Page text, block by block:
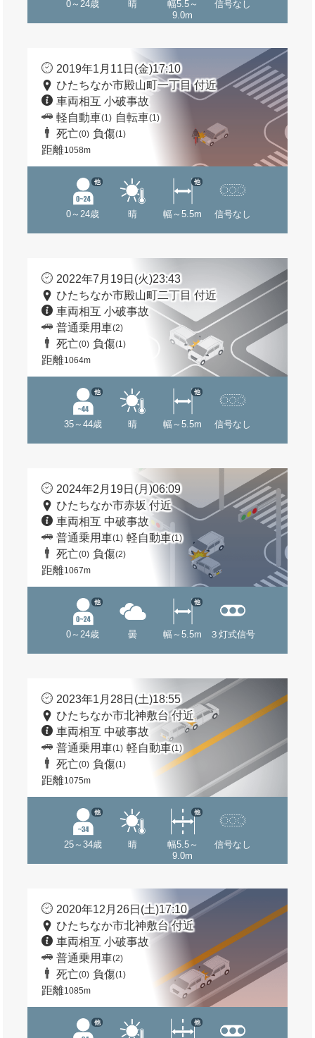
0～24歳 晴
幅5.5～
9.0m
信号なし
2019年1月11日(金)17:10
ひたちなか市殿山町一丁目 付近
車両相互 小破事故
軽自動車(1) 自転車(1)
死亡(0) 負傷(1)
距離1058m
0～24歳
他
晴 幅～5.5m
他
信号なし
2022年7月19日(火)23:43
ひたちなか市殿山町二丁目 付近
車両相互 小破事故
普通乗用車(2)
死亡(0) 負傷(1)
距離1064m
35～44歳
他
晴 幅～5.5m
他
信号なし
2024年2月19日(月)06:09
ひたちなか市赤坂 付近
車両相互 中破事故
普通乗用車(1) 軽自動車(1)
死亡(0) 負傷(2)
距離1067m
0～24歳
他
曇 幅～5.5m
他
３灯式信号
2023年1月28日(土)18:55
ひたちなか市北神敷台 付近
車両相互 中破事故
普通乗用車(1) 軽自動車(1)
死亡(0) 負傷(1)
距離1075m
25～34歳
他
晴
幅5.5～
9.0m
他
信号なし
2020年12月26日(土)17:10
ひたちなか市北神敷台 付近
車両相互 小破事故
普通乗用車(2)
死亡(0) 負傷(1)
距離1085m
他 他